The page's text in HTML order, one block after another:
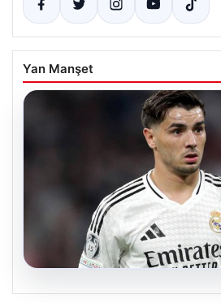
Yan Manşet
05.08.2026